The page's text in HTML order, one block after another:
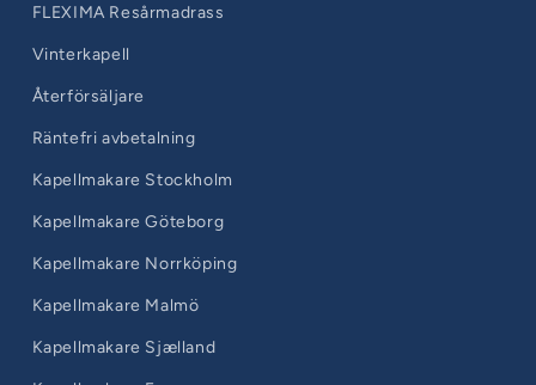
FLEXIMA Resårmadrass
Vinterkapell
Återförsäljare
Räntefri avbetalning
Kapellmakare Stockholm
Kapellmakare Göteborg
Kapellmakare Norrköping
Kapellmakare Malmö
Kapellmakare Sjælland